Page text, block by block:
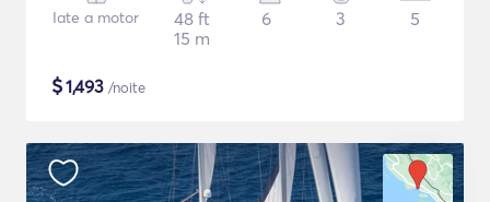
Iate a motor
48 ft
15 m
6 3 5
$1,493 /noite